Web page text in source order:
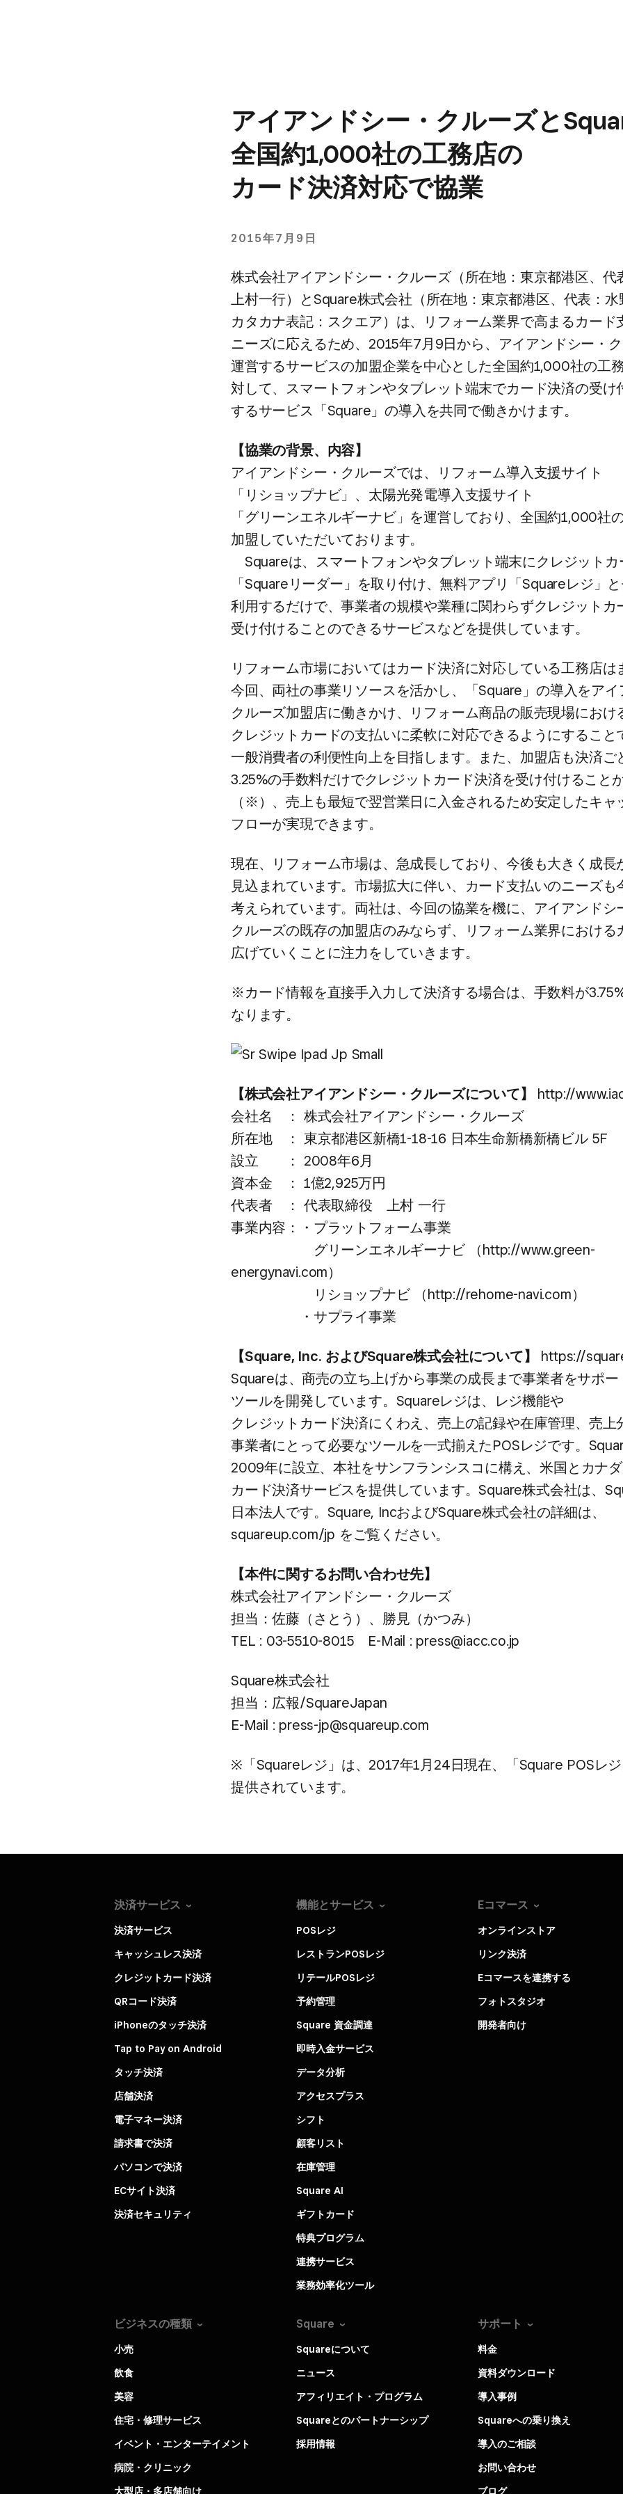
アイアンドシー・クルーズと​
全国​約1,000社の​工務店の​
カード決済対応で​協業
2015年7月9日
株式会社アイアンドシー・クルーズ​（所在地：東京都港区、​代
上村一行）と​Square株式会社​（所​在地：東京都港区、​代表：水
カタカナ​表記：スクエア）は、​リフォーム業界で​高まる​カード
ニーズに​応える​ため、​2015年7月9日から、​アイアンドシー・
運営する​サービスの​加盟企業を​中心とした​全国​約1,000社の​工
対して、​スマートフォンや​タブレット端末で​カード決済の​受け
する​サービス​「Square」の​導入を​共同で​働きかけます。
【協業の​背景、​内容】
アイアンドシー・クルーズでは、​リフォーム導入支援サイト​
「リショップナビ」、​太陽光発電導入支援サイト​
「グリーンエネルギーナビ」を​運営しており、​全国​約1,000社
加盟していただいております。​
Squareは、​スマートフォンや​タブレット端末に​クレジットカ
「Squareリーダー」を​取り付け、​無料アプリ「Squareレジ」
利用するだけで、​事業者の​規模や​業種に​関わらずクレジットカ
受け付ける​ことのできる​サービスなどを​提供しています。
リフォーム市場に​おいては​カード決済に​対応している​工務店は​
今回、​両社の​事業リソースを​活かし、​「Square」の​導入を​アイ
クルーズ加盟店に​働きかけ、​リフォーム商品の​販売現場に​おけ
クレジットカードの​支払いに​柔軟に​対応できるように​する​こと
一般消費者の​利便性向上を​目指します。​また、​加盟店も​決済ご
3.25%の​手数料だけで​クレジットカード決済を​受け付ける​こと
（※）、​売上も​最短で​翌営業日に​入金される​ため安定した​キャ
フローが​実現できます。
現在、​リフォーム市場は、​急成長しており、​今後も​大きく​成長
見込まれています。​市場拡大に​伴い、​カード支払いの​ニーズも​
考えられています。​両社は、​今回の​協業を​機に、​アイアンドシ
クルーズの​既存の​加盟店のみならず、​リフォーム業界に​おける​
広げていく​ことに​注力を​していきます。
※カード情報を​直接手入力して​決済する​場合は、​手数料が​
なります。
【株式会社アイアンドシー・クルーズに​ついて​】
http://
会社名 ： 株式会社アイアンドシー・クルーズ
所在地 ： 東京都港区新橋1-18-16 日本生命新橋新橋ビル 5F
設立 ： 2008年6月
資本金 ： 1億2,925万円
代表者 ： 代表取締役 上村 一行
事業内容：・プラットフォーム事業
グリーンエネルギーナビ ​（http://www.green-
energynavi.com）​
リショップナビ ​（http://rehome-navi.com）​
・サプライ事業
【Square, Inc. および​Square株式会社に​ついて​】
https://
Squareは、​商売の​立ち上げから​事業の​成長まで​事業者を​サポー
ツールを​開発しています。​Squareレジは、​レジ機能や​
クレジットカード決済に​くわえ、​売上の​記録や​在庫管理、​売上
事業者に​とって​必要な​ツールを​一式​揃えた​POSレジです。​
2009年に​設立、​本社を​サンフランシスコに​構え、​米国と​カナ
カード決済サービスを​提供しています。​Square株式会社は、​
日本法人です。​Square, Incおよび​Square株式会社の​詳細は、​
squareup.com/jp を​ご覧ください。
【本件に​関する​お問い​合わせ先】
株式会社アイアンドシー・クルーズ
​担当：佐藤​（さと​う）、​勝見​（かつみ）​
TEL : 03-5510-8015 E-Mail : press@iacc.co.jp
Square株式会社
​担当：​広報/SquareJapan
E-Mail : press-jp@squareup.com
※​「Squareレジ」は、​2017年1月24日現在、​「Square POSレ
提供されています。
決済サービス
決済サービス
キャッシュレス決済
クレジットカード決済
QRコード決済
iPhoneのタッチ決済
Tap to Pay on Android
タッチ決済
店舗決済
電子マネー決済
請求書で決済
パソコンで決済
ECサイト決済
決済セキュリティ
機能とサービス
POSレジ
レストランPOSレジ
リテールPOSレジ
予約管理
Square 資金調達
即時入金サービス
データ分析
アクセスプラス
シフト
顧客リスト
在庫管理
Square AI
ギフトカード
特典プログラム
連携サービス
業務効率化ツール
Eコマース
オンラインストア
リンク決済
Eコマースを連携する
フォトスタジオ
開発者向け
ビジネスの種類
小売
飲食
美容
住宅・修理サービス
イベント・エンターテイメント
病院・クリニック
大型店・多店舗向け
Square
Squareについて
ニュース
アフィリエイト・プログラム
Squareとのパートナーシップ
採用情報
サポート
料金
資料ダウンロード
導入事例
Squareへの乗り換え
導入のご相談
お問い合わせ
ブログ